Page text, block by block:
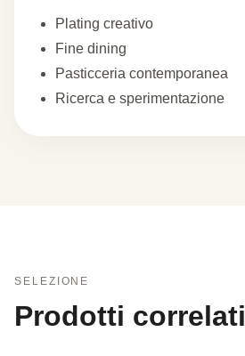
Plating creativo
Fine dining
Pasticceria contemporanea
Ricerca e sperimentazione
SELEZIONE
Prodotti correlati